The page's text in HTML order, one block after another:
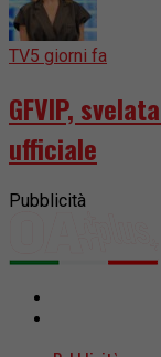
TV5 giorni fa
GFVIP,
ufficiale
Pubblicità